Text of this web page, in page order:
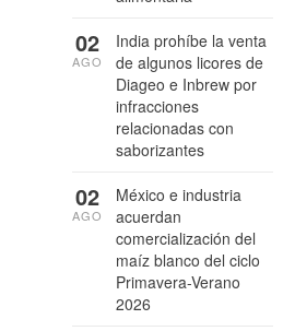
India prohíbe la venta
de algunos licores de
Diageo e Inbrew por
infracciones
relacionadas con
saborizantes
02
AGO
México e industria
acuerdan
comercialización del
maíz blanco del ciclo
Primavera-Verano
2026
02
AGO